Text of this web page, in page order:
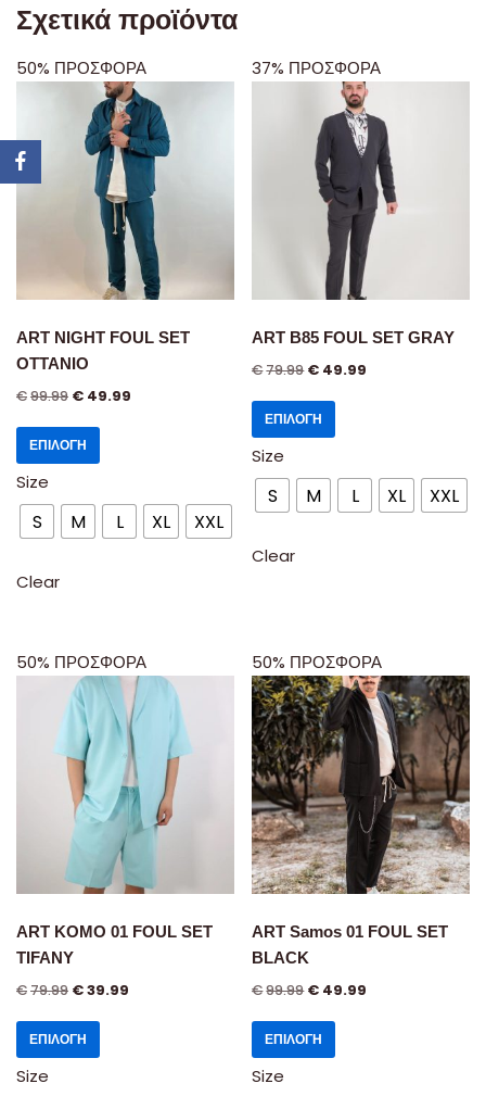
Σχετικά προϊόντα
50% ΠΡΟΣΦΟΡΑ
ART NIGHT FOUL SET
OTTANIO
€99.99 € 49.99
ΕΠΙΛΟΓΉ
Size
S M L XL XXL
Clear
37% ΠΡΟΣΦΟΡΑ
ART B85 FOUL SET GRAY
€79.99 € 49.99
ΕΠΙΛΟΓΉ
Size
S M L XL XXL
Clear
50% ΠΡΟΣΦΟΡΑ
ART KOMO 01 FOUL SET
TIFANY
€79.99 €39.99
ΕΠΙΛΟΓΉ
Size
50% ΠΡΟΣΦΟΡΑ
ART Samos 01 FOUL SET
BLACK
€99.99 € 49.99
ΕΠΙΛΟΓΉ
Size